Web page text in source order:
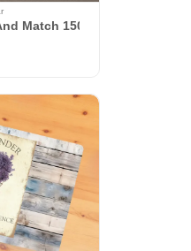
Match 150 Hilos